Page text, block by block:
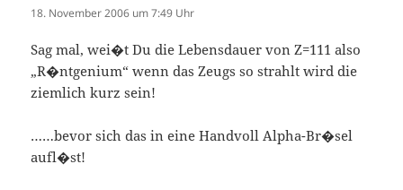
18. November 2006 um 7:49 Uhr
Sag mal, wei�t Du die Lebensdauer von Z=111 also
„R�ntgenium“ wenn das Zeugs so strahlt wird die
ziemlich kurz sein!
……bevor sich das in eine Handvoll Alpha-Br�sel
aufl�st!